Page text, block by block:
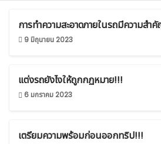
การทำความสะอาดภายในรถมีความสำ
9 มิถุนายน 2023
แต่งรถยังไงให้ถูกกฏหมาย!!!
6 มกราคม 2023
เตรียมความพร้อมก่อนออกทริป!!!